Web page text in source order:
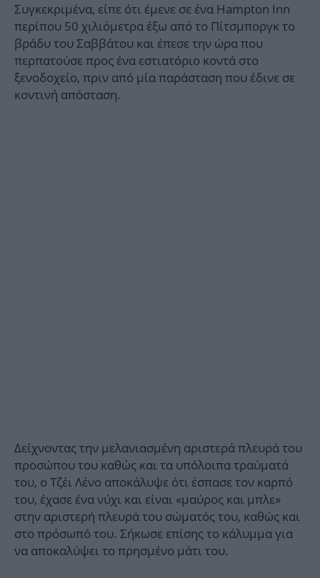
Συγκεκριμένα, είπε ότι έμενε σε ένα Hampton Inn
περίπου 50 χιλιόμετρα έξω από το Πίτσμποργκ το
βράδυ του Σαββάτου και έπεσε την ώρα που
περπατούσε προς ένα εστιατόριο κοντά στο
ξενοδοχείο, πριν από μία παράσταση που έδινε σε
κοντινή απόσταση.
Δείχνοντας την μελανιασμένη αριστερά πλευρά του
προσώπου του καθώς και τα υπόλοιπα τραύματά
του, ο Τζέι Λένο αποκάλυψε ότι έσπασε τον καρπό
του, έχασε ένα νύχι και είναι «μαύρος και μπλε»
στην αριστερή πλευρά του σώματός του, καθώς και
στο πρόσωπό του. Σήκωσε επίσης το κάλυμμα για
να αποκαλύψει το πρησμένο μάτι του.